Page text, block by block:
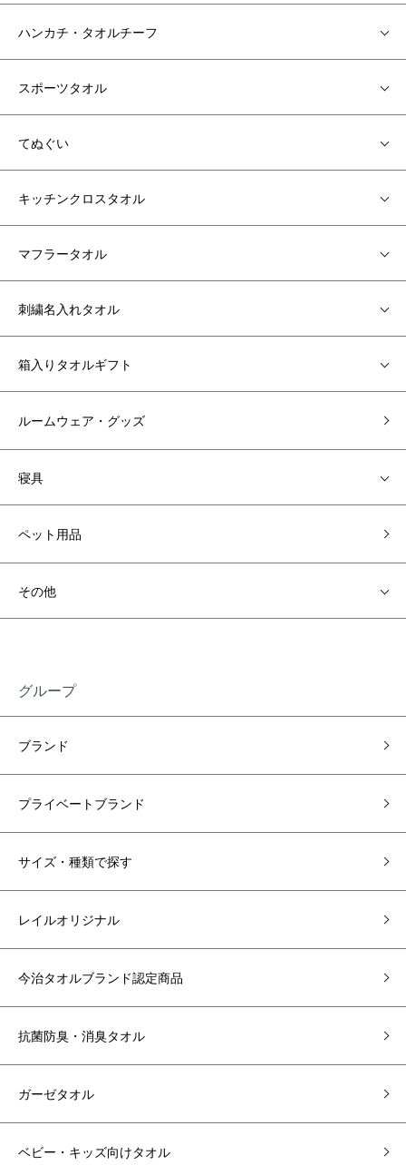
ハンカチ・タオルチーフ
スポーツタオル
てぬぐい
キッチンクロスタオル
マフラータオル
刺繍名入れタオル
箱入りタオルギフト
ルームウェア・グッズ
寝具
ペット用品
その他
グループ
ブランド
プライベートブランド
サイズ・種類で探す
レイルオリジナル
今治タオルブランド認定商品
抗菌防臭・消臭タオル
ガーゼタオル
ベビー・キッズ向けタオル